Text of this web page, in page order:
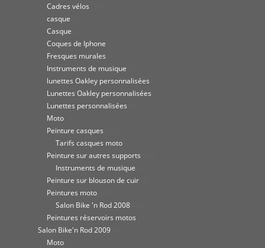
Cadres vélos
casque
Casque
Coques de Iphone
Fresques murales
Instruments de musique
lunettes Oakley personnalisées
Lunettes Oakley personnalisées
Lunettes personnalisées
Moto
Peinture casques
Tarifs casques moto
Peinture sur autres supports
Instruments de musique
Peinture sur blouson de cuir
Peintures moto
Salon Bike 'n Rod 2008
Peintures réservoirs motos
Salon Bike'n Rod 2009
Moto